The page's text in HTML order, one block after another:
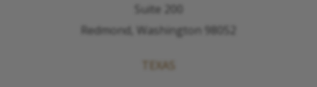
Suite 200
Redmond, Washington 98052
TEXAS